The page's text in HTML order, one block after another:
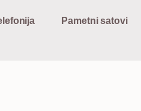
Pametni satovi